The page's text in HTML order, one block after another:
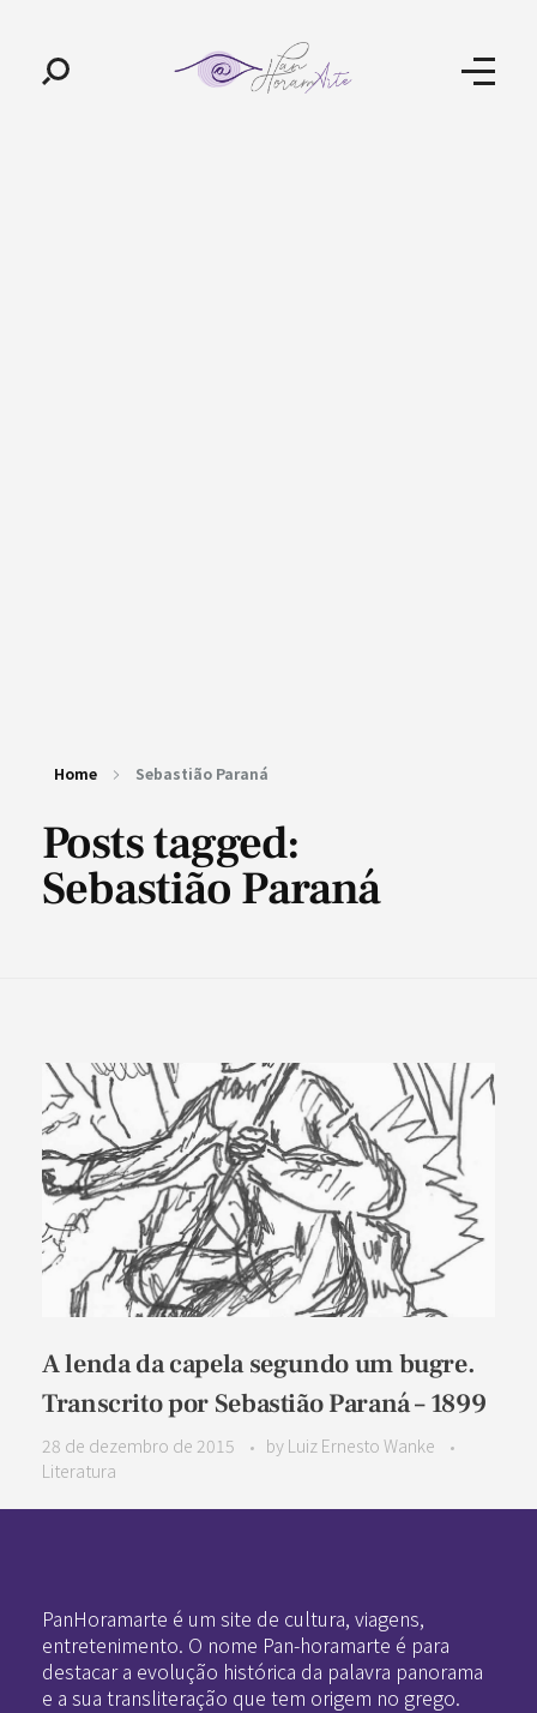
Home Sebastião Paraná
Posts tagged:
Sebastião Paraná
A lenda da capela segundo um bugre.
Transcrito por Sebastião Paraná – 1899
28 de dezembro de 2015 by Luiz Ernesto Wanke
Literatura
PanHoramarte é um site de cultura, viagens,
entretenimento. O nome Pan-horamarte é para
destacar a evolução histórica da palavra panorama
e a sua transliteração que tem origem no grego.